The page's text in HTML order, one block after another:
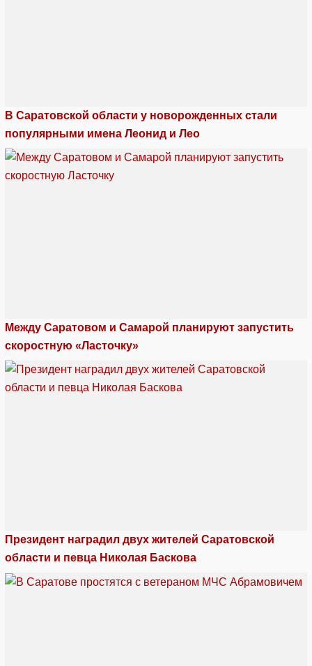
В Саратовской области у новорожденных стали
популярными имена Леонид и Лео
Между Саратовом и Самарой планируют запустить
скоростную «Ласточку»
Президент наградил двух жителей Саратовской
области и певца Николая Баскова